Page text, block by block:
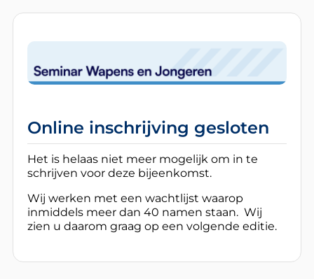
Online inschrijving gesloten
Het is helaas niet meer mogelijk om in te
schrijven voor deze bijeenkomst.
Wij werken met een wachtlijst waarop
inmiddels meer dan 40 namen staan. Wij
zien u daarom graag op een volgende editie.